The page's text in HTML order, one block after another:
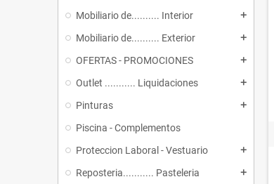
Mobiliario de.......... Interior add
Mobiliario de.......... Exterior add
OFERTAS - PROMOCIONES add
Outlet ........... Liquidaciones add
Pinturas add
Piscina - Complementos
Proteccion Laboral - Vestuario
add
Reposteria........... Pasteleria add